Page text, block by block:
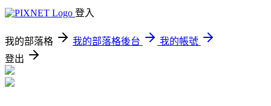
登入
我的部落格 我的部落格後台
我的帳號
登出